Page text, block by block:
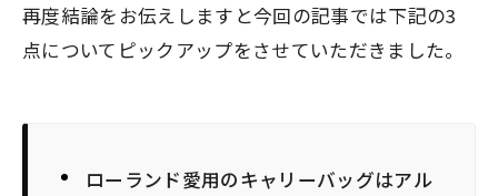
再度結論をお伝えしますと今回の記事では下記の3
点についてピックアップをさせていただきました。
ローランド愛用のキャリーバッグはアル